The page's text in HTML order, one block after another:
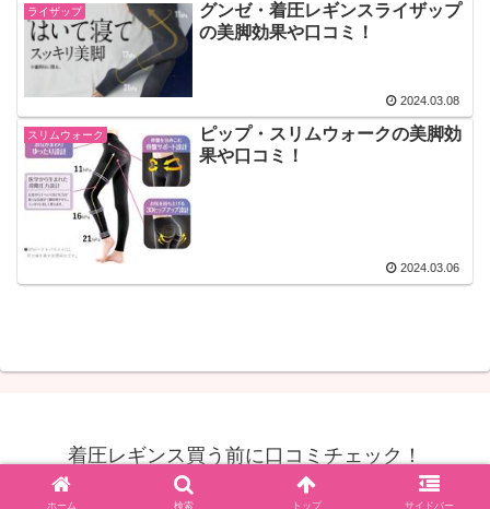
ライザップ
グンゼ・着圧レギンスライザップ
の美脚効果や口コミ！
2024.03.08
スリムウォーク
ピップ・スリムウォークの美脚効
果や口コミ！
2024.03.06
着圧レギンス買う前に口コミチェック！
© 2024 着圧レギンス買う前に口コミチェック！.
ホーム 検索 トップ サイドバー